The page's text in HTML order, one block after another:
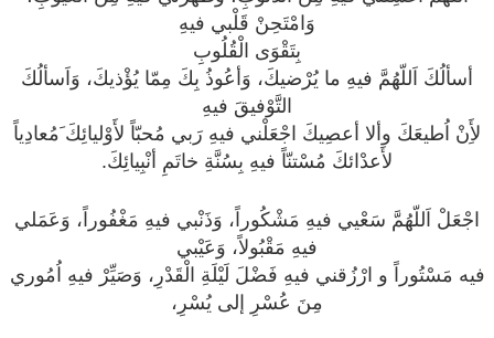
وَامْتَحِنْ قَلْبي فيهِ
بِتَقْوَى الْقُلُوبِ
أسألُكَ اَللّهُمَّ فيهِ ما يُرْضيكَ، وَأعُوذُ بِكَ مِمّا يُؤْذيكَ، وَاَسألُكَ
التَّوْفيقَ فيهِ
لأَِنْ اُطيعَكَ وألا أعصِيكَ اجْعَلْني فيهِ رَبي مُحبّاً لأَوْليائِكَ َمُعادِياً
لأَعدْائكَ مُسْتنّاً فيهِ بِسُنَّةِ خاتَمِ أنْبِيائِكَ.
اجْعَلْ اَللّهُمَّ سَعْيي فيهِ مَشْكُوراً، وَذَنْبي فيهِ مَغْفُوراً، وَعَمَلي
فيهِ مَقْبُولاً، وَعَيْبي
فيه مَسْتُوراً و ارْزُقني فيهِ فَضْلَ لَيْلَةِ الْقَدْرِ، وَصَيِّرْ فيهِ اُمُوري
مِنَ عُسْرِ إلى يُسْرِ،